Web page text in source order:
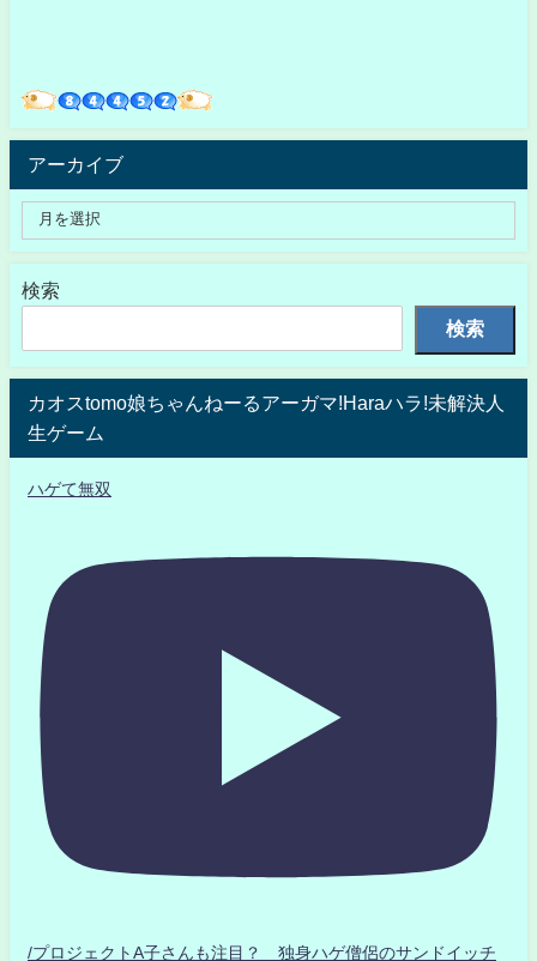
アーカイブ
検索
検索
カオスtomo娘ちゃんねーるアーガマ!Haraハラ!未解決人
生ゲーム
ハゲて無双
/プロジェクトA子さんも注目？ 独身ハゲ僧侶のサンドイッチ